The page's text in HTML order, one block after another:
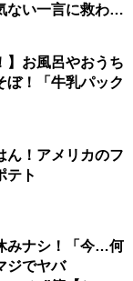
ない一言に救われ
】お風呂やおうち
ぼ！「牛乳パック
ん！アメリカのフ
テト
みナシ！「今…何
ジでヤバ